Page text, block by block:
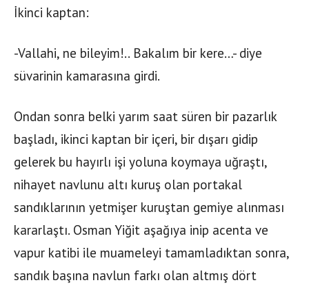
İkinci kaptan:
-Vallahi, ne bileyim!.. Bakalım bir kere…- diye
süvarinin kamarasına girdi.
Ondan sonra belki yarım saat süren bir pazarlık
başladı, ikinci kaptan bir içeri, bir dışarı gidip
gelerek bu hayırlı işi yoluna koymaya uğraştı,
nihayet navlunu altı kuruş olan portakal
sandıklarının yetmişer kuruştan gemiye alınması
kararlaştı. Osman Yiğit aşağıya inip acenta ve
vapur katibi ile muameleyi tamamladıktan sonra,
sandık başına navlun farkı olan altmış dört